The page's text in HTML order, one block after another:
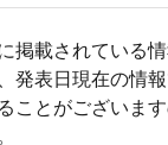
掲載されている情
発表日現在の情
ことがございま